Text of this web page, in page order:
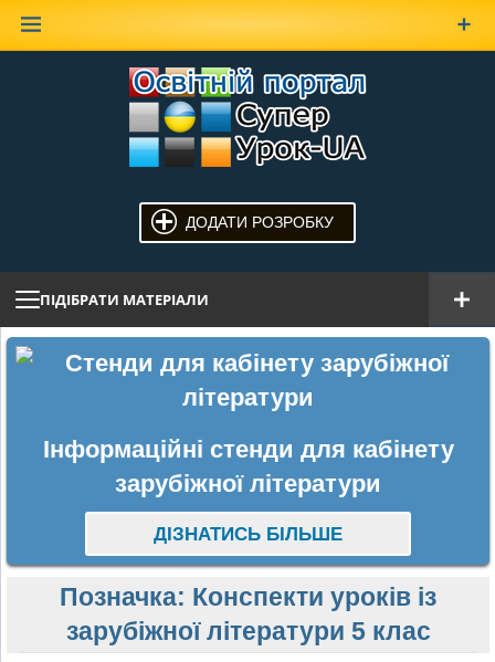
ДОДАТИ РОЗРОБКУ
ПІДІБРАТИ МАТЕРІАЛИ
Інформаційні стенди для кабінету
зарубіжної літератури
ДІЗНАТИСЬ БІЛЬШЕ
Позначка: Конспекти уроків із
зарубіжної літератури 5 клас